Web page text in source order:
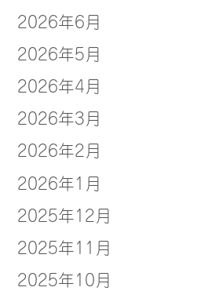
2026年6月
2026年5月
2026年4月
2026年3月
2026年2月
2026年1月
2025年12月
2025年11月
2025年10月